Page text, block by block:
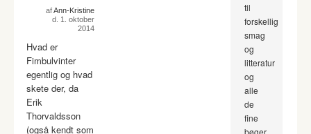
afAnn-Kristine
d. 1. oktober
2014
Hvad er
Fimbulvinter
egentlig og hvad
skete der, da
Erik
Thorvaldsson
(også kendt som
til
forskellig
smag
og
litteratur
og
alle
de
fine
bøger